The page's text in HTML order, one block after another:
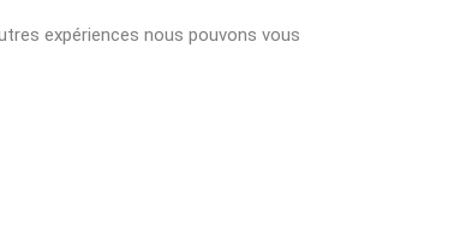
expériences nous pouvons vous